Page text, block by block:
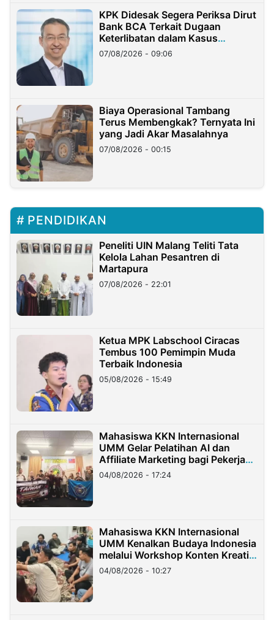
KPK Didesak Segera Periksa Dirut
Bank BCA Terkait Dugaan
Keterlibatan dalam Kasus
Hilangnya Dana Nasabah Rp2,58
Miliar
07/08/2026 - 09:06
Biaya Operasional Tambang
Terus Membengkak? Ternyata Ini
yang Jadi Akar Masalahnya
07/08/2026 - 00:15
PENDIDIKAN
Peneliti UIN Malang Teliti Tata
Kelola Lahan Pesantren di
Martapura
07/08/2026 - 22:01
Ketua MPK Labschool Ciracas
Tembus 100 Pemimpin Muda
Terbaik Indonesia
05/08/2026 - 15:49
Mahasiswa KKN Internasional
UMM Gelar Pelatihan AI dan
Affiliate Marketing bagi Pekerja
Migran Indonesia di Taiwan
04/08/2026 - 17:24
Mahasiswa KKN Internasional
UMM Kenalkan Budaya Indonesia
melalui Workshop Konten Kreatif
di Taiwan
04/08/2026 - 10:27